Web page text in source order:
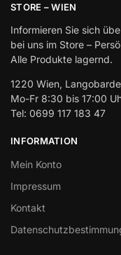
STORE – WIEN
Informieren Sie sich
bei uns im Store –
Alle Produkte lagernd.
1220 Wien,
Mo-Fr 8:30 bis 17:00
Tel: 0699 117 183 47
INFORMATION
Mein Konto
Impressum
Kontakt